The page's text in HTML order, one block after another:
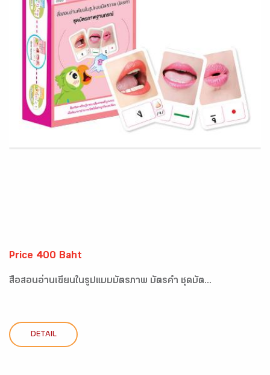
Price 400 Baht
สื่อสอนอ่านเขียนในรูปแบบบัตรภาพ บัตรคำ ชุดบัต...
DETAIL